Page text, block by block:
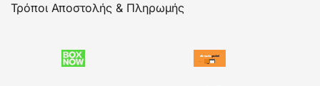
Τρόποι Αποστολής & Πληρωμής